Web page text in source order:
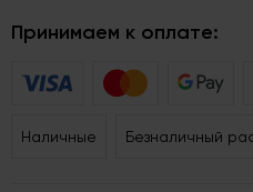
Принимаем к оплате:
Наличные Безналичный